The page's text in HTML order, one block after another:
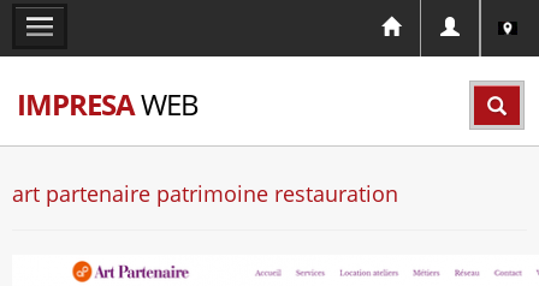
IMPRESAWEB
art partenaire patrimoine restauration